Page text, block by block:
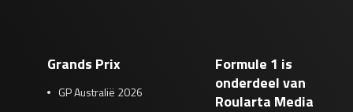
Grands Prix
GP Australië 2026
Formule 1 is
onderdeel van
Roularta Media